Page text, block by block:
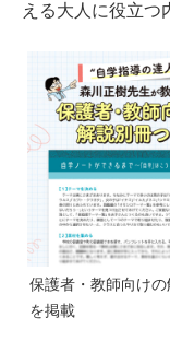
える大人に役立つ
保護者・教師向け
を掲載